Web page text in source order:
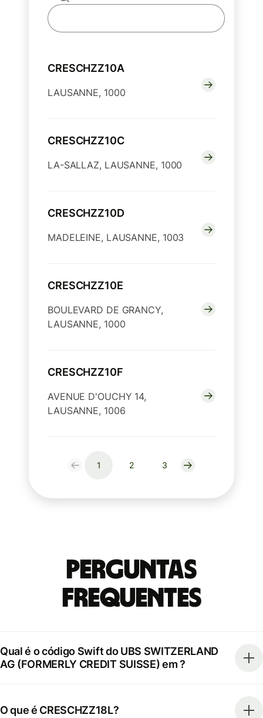
CRESCHZZ10A
LAUSANNE, 1000
CRESCHZZ10C
LA-SALLAZ, LAUSANNE, 1000
CRESCHZZ10D
MADELEINE, LAUSANNE, 1003
CRESCHZZ10E
BOULEVARD DE GRANCY,
LAUSANNE, 1000
CRESCHZZ10F
AVENUE D'OUCHY 14,
LAUSANNE, 1006
1 2 3
Perguntas
frequentes
Qual é o código Swift do UBS SWITZERLAND
AG (FORMERLY CREDIT SUISSE) em ?
O que é CRESCHZZ18L?